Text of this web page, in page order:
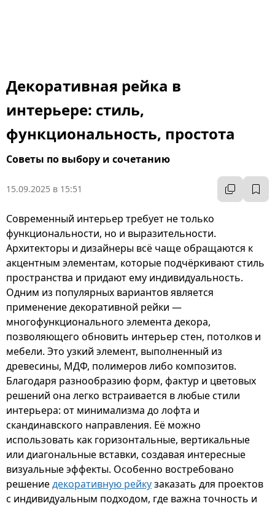
Декоративная рейка в
интерьере: стиль,
функциональность, простота
Советы по выбору и сочетанию
15.09.2025 в 15:51
Современный интерьер требует не только
функциональности, но и выразительности.
Архитекторы и дизайнеры всё чаще обращаются к
акцентным элементам, которые подчёркивают стиль
пространства и придают ему индивидуальность.
Одним из популярных вариантов является
применение декоративной рейки —
многофункционального элемента декора,
позволяющего обновить интерьер стен, потолков и
мебели. Это узкий элемент, выполненный из
древесины, МДФ, полимеров либо композитов.
Благодаря разнообразию форм, фактур и цветовых
решений она легко встраивается в любые стили
интерьера: от минимализма до лофта и
скандинавского направления. Её можно
использовать как горизонтальные, вертикальные
или диагональные вставки, создавая интересные
визуальные эффекты. Особенно востребовано
решениедекоративную рейкузаказать для проектов
с индивидуальным подходом, где важна точность и